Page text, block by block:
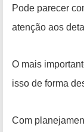
Pode parecer
atenção aos
O mais
isso de forma
Com